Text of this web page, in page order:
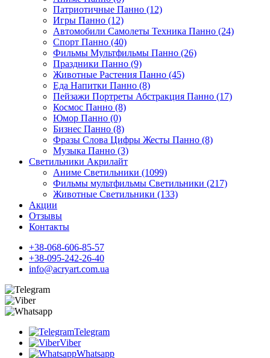
Патриотичные Панно (12)
Игры Панно (12)
Автомобили Самолеты Техника Панно (24)
Спорт Панно (40)
Фильмы Мультфильмы Панно (26)
Праздники Панно (9)
Животные Растения Панно (45)
Еда Напитки Панно (8)
Пейзажи Портреты Абстракция Панно (17)
Космос Панно (8)
Юмор Панно (0)
Бизнес Панно (8)
Фразы Слова Цифры Жесты Панно (8)
Музыка Панно (3)
Светильники Акрилайт
Аниме Светильники (1099)
Фильмы мультфильмы Светильники (217)
Животные Светильники (133)
Акции
Отзывы
Контакты
+38-068-606-85-57
+38-095-242-26-40
info@acryart.com.ua
Telegram
Viber
Whatsapp